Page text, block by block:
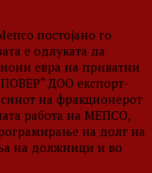
постојано го
е одлуката да
евра на приватни
ДОО експорт-
на фракционерот
работа на МЕПСО,
на долг на
на должници и во